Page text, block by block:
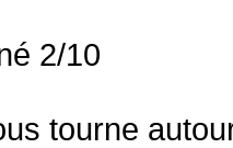
2/10
tourne